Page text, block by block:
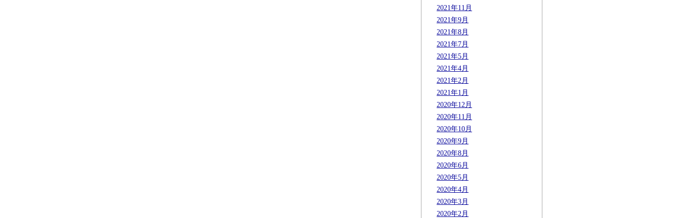
2021年11月
2021年9月
2021年8月
2021年7月
2021年5月
2021年4月
2021年2月
2021年1月
2020年12月
2020年11月
2020年10月
2020年9月
2020年8月
2020年6月
2020年5月
2020年4月
2020年3月
2020年2月